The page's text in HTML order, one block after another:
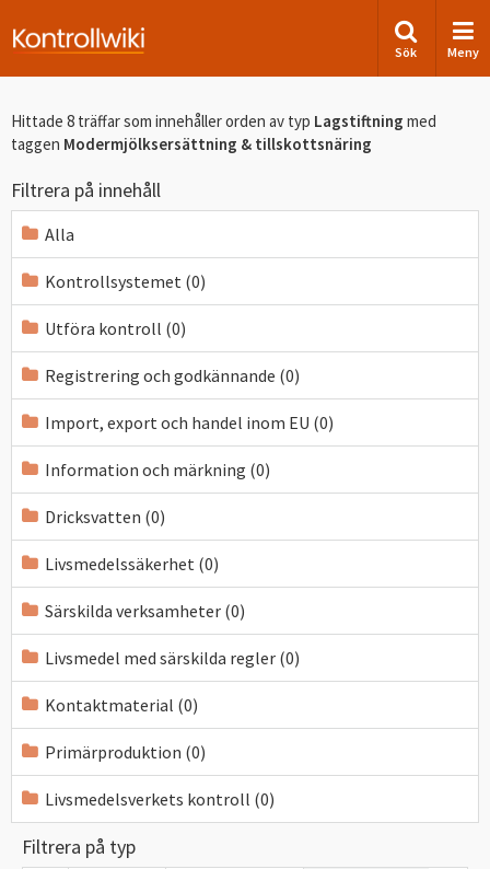
Sök Meny
Hittade 8 träffar som innehåller orden av typ Lagstiftning med
taggen Modermjölksersättning & tillskottsnäring
Filtrera på innehåll
Alla
Kontrollsystemet (0)
Utföra kontroll (0)
Registrering och godkännande (0)
Import, export och handel inom EU (0)
Information och märkning (0)
Dricksvatten (0)
Livsmedelssäkerhet (0)
Särskilda verksamheter (0)
Livsmedel med särskilda regler (0)
Kontaktmaterial (0)
Primärproduktion (0)
Livsmedelsverkets kontroll (0)
Filtrera på typ